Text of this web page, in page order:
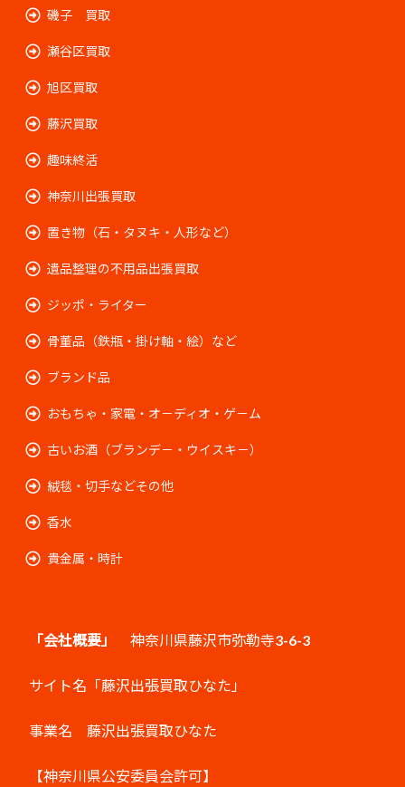
磯子 買取
瀬谷区買取
旭区買取
藤沢買取
趣味終活
神奈川出張買取
置き物（石・タヌキ・人形など）
遺品整理の不用品出張買取
ジッポ・ライター
骨董品（鉄瓶・掛け軸・絵）など
ブランド品
おもちゃ・家電・オ－ディオ・ゲ－ム
古いお酒（ブランデ－・ウイスキ－）
絨毯・切手などその他
香水
貴金属・時計
「会社概要」 神奈川県藤沢市弥勒寺3-6-3
サイト名「藤沢出張買取ひなた」
事業名 藤沢出張買取ひなた
【神奈川県公安委員会許可】